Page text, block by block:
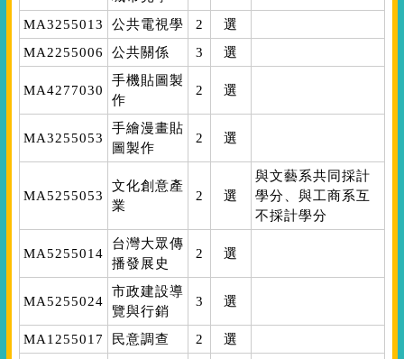
MA3255013 公共電視學 2
選
MA2255006
公共關係 3 選
MA4277030
手機貼圖製
作
2 選
MA3255053
手繪漫畫貼
圖製作
2 選
MA5255053
文化創意產
業
2 選
與文藝系共同採計
學分、與工商系互
不採計學分
MA5255014
台灣大眾傳
播發展史
2 選
MA5255024
市政建設導
覽與行銷
3 選
MA1255017 民意調查 2 選